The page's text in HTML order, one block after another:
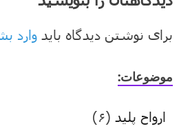
برای نوشتن دیدگاه باید وارد
موضوعات:
ارواح پلید (۶)